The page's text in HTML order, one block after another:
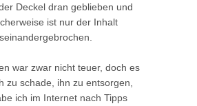
Deckel dran geblieben und
ist nur der Inhalt
war zwar nicht teuer, doch es
zu schade, ihn zu entsorgen,
ich im Internet nach Tipps